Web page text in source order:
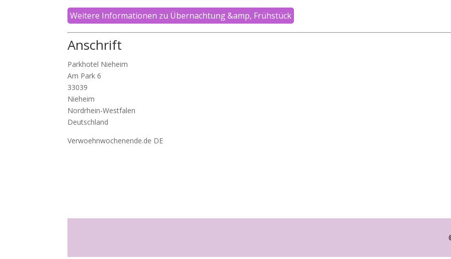
Weitere Informationen zu Übernachtung &amp, Frühstück
Anschrift
Parkhotel Nieheim
Am Park 6
33039
Nieheim
Nordrhein-Westfalen
Deutschland
Verwoehnwochenende.de DE